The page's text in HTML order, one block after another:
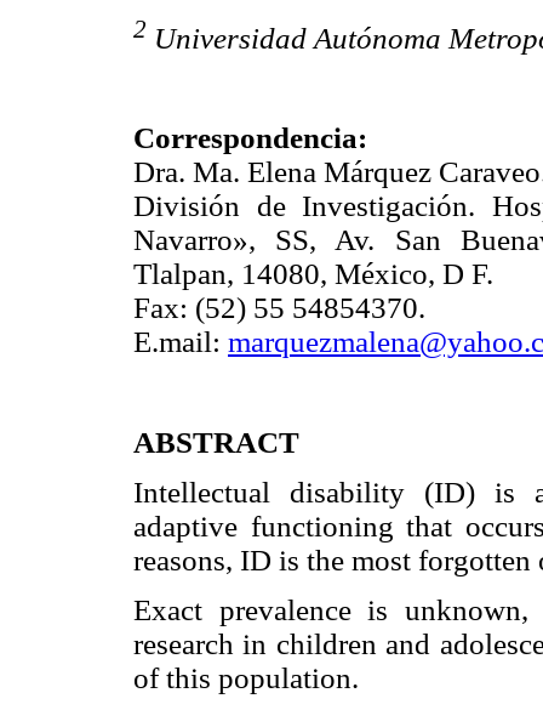
2 Universidad Autónoma
Correspondencia:
Dra. Ma. Elena Márquez
División de Investigación.
Navarro», SS, Av. San
Tlalpan, 14080, México, D F.
Fax: (52) 55 54854370.
E.mail:
ABSTRACT
Intellectual disability (ID) is
adaptive functioning that
reasons, ID is the most
Exact prevalence is
research in children and
of this population.